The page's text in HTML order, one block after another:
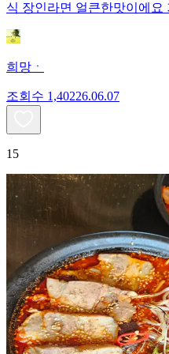
식 장인라면 얼큰한맛이에요
희망ㆍ
조회수 1,40226.06.07
15